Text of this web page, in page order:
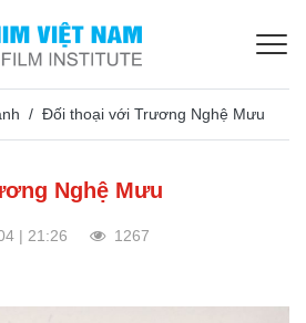
Đối thoại với Trương Nghệ Mưu
Nghệ Mưu
| 21:26 1267